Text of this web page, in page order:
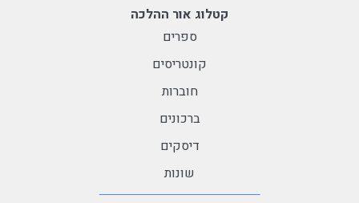
קטלוג אור ההלכה
ספרים
קונטריסים
חוברות
ברכונים
דיסקים
שונות